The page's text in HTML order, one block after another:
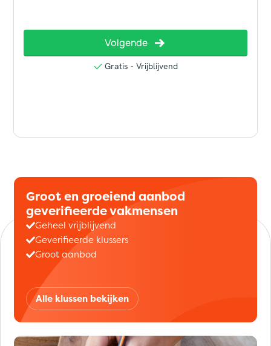
Groot en groeiend aanbod
geverifieerde vakmensen
Geheel vrijblijvend
Geverifieerde klussers
Groot aanbod
Alle klussen bekijken